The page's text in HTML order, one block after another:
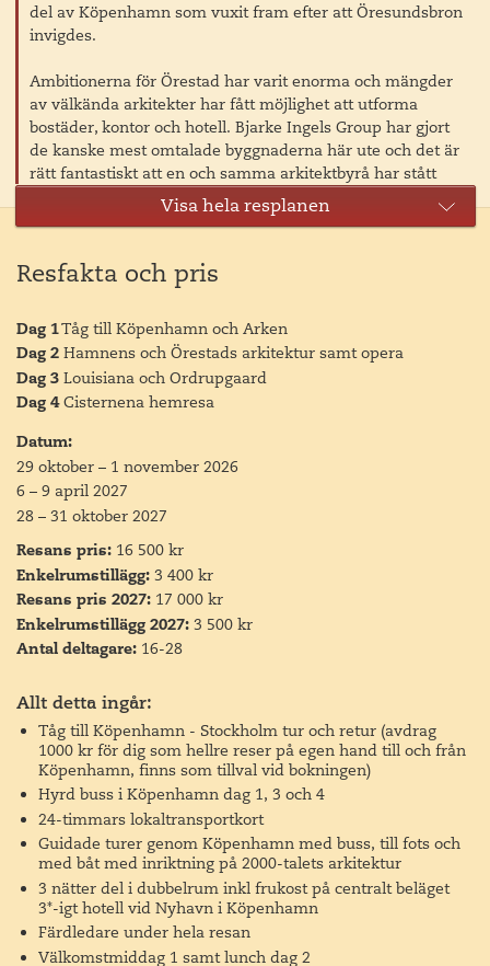
del av Köpenhamn som vuxit fram efter att Öresundsbron
invigdes.
Ambitionerna för Örestad har varit enorma och mängder
av välkända arkitekter har fått möjlighet att utforma
bostäder, kontor och hotell. Bjarke Ingels Group har gjort
de kanske mest omtalade byggnaderna här ute och det är
rätt fantastiskt att en och samma arkitektbyrå har stått
bakom så mycket av det nya Köpenhamn som vuxit fram
och som vi kommer att se under dagen. Bjarke Ingels har
nya inhägnaden till pandorna på Köpenhamns zoo. Här i
Örestad har de stått bakom de tre omtalade
8-tallet och Bjerget har blivit prisade som världens bästa
bostäder. Det är spektakulära byggnader som är både
hållbara, innefattar grönområden och fina terrasser till
alla lägenheterna samt stora gemenskapsutrymmen.
ska vara roliga och intressanta och det är svårt att säga
något annat.
Idag får vi komma på insidan av det mest kända
bostadskomplexet 8-tallet för att se hur vardagslivet här
kan te sig. Det är en av de boende som guidar och bjuder
in oss bakom ytterfasaden för att ge en inblick i hur det är
att bo i den världsberömda byggnaden. Här bor drygt 750
personer i alla åldrar i mer än 120 olika lägenhetstyper,
och man har en alldeles särskild gemenskap med
på den cykelbara rampen med vackert granitmönster,
förbi uteplatser, altaner och entrédörrar, upp till toppen.
Här får vi en härlig utsikt över våtmarkerna i
Köpenhamns ytterområde innan vi går ner till markplan
igen och ut ur den evighetsformade byggnaden.
Efter besöket tar vi metron tillbaka till centrum och
promenerar genom Christianshavn som också kallas Lilla
Amsterdam med sina kanaler, husbåtar och packhus.
Snart kommer vi ut till Köpenhamns inderhavn med sina
många spännande nya byggnadskomplex och nya häftiga
broar såsom Olafur Eliassons Cirkelbron.
Visa hela resplanen
Resfakta och pris
Dag 1Tåg till Köpenhamn och Arken
Dag 2 Hamnens och Örestads arkitektur samt opera
Dag 3 Louisiana och Ordrupgaard
Dag 4 Cisternena hemresa
Datum:
29 oktober – 1 november 2026
6 – 9 april 2027
28 – 31 oktober 2027
Resans pris: 16 500 kr
Enkelrumstillägg: 3 400 kr
Resans pris 2027: 17 000 kr
Enkelrumstillägg 2027: 3 500 kr
Antal deltagare: 16-28
Allt detta ingår:
Tåg till Köpenhamn - Stockholm tur och retur (avdrag
1000 kr för dig som hellre reser på egen hand till och från
Köpenhamn, finns som tillval vid bokningen)
Hyrd buss i Köpenhamn dag 1, 3 och 4
24-timmars lokaltransportkort
Guidade turer genom Köpenhamn med buss, till fots och
med båt med inriktning på 2000-talets arkitektur
3 nätter del i dubbelrum inkl frukost på centralt beläget
3*-igt hotell vid Nyhavn i Köpenhamn
Färdledare under hela resan
Välkomstmiddag 1 samt lunch dag 2